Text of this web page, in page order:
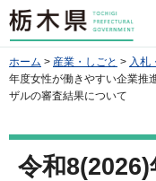
栃木県
ホーム > 産業・しごと > 入札
年度女性が働きやすい企業推
ザルの審査結果について
令和